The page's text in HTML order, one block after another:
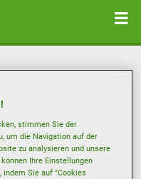
stimmen Sie der
um die Navigation auf der
zu analysieren und unsere
Ihre Einstellungen
indem Sie auf "Cookies